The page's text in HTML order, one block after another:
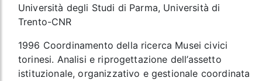
Università degli Studi di Parma, Università di
Trento-CNR
1996 Coordinamento della ricerca Musei civici
torinesi. Analisi e riprogettazione dell’assetto
istituzionale, organizzativo e gestionale coordinata